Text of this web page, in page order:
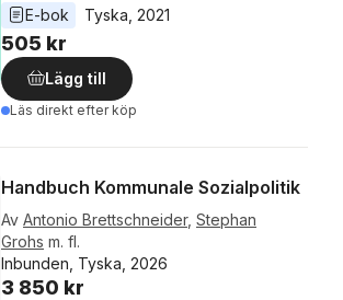
E-bok
Tyska 2021
505 kr
Lägg till
Läs direkt efter köp
Handbuch Kommunale Sozialpolitik
Av Antonio Brettschneider, Stephan
Grohs m. fl.
Inbunden, Tyska, 2026
3 850 kr